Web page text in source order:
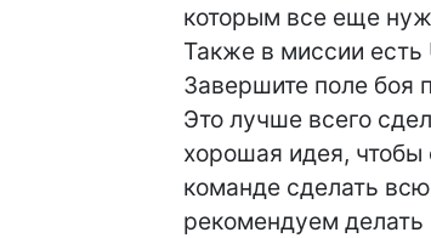
которым все еще
Также в миссии
Завершите поле боя
Это лучше всего
хорошая идея, чтобы
команде сделать
рекомендуем делать